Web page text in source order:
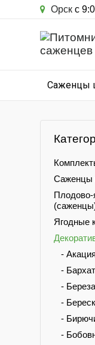
Орск с
Саженцы
Саженцы
Плодово-
Ягодные
- Акация
- Бархат
- Береза
-
-
-